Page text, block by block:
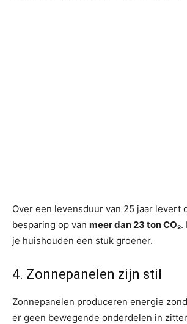
Over een levensduur van 25 jaar levert
besparing op van meer dan 23 ton CO₂.
je huishouden een stuk groener.
4. Zonnepanelen zijn stil
Zonnepanelen produceren energie
er geen bewegende onderdelen in